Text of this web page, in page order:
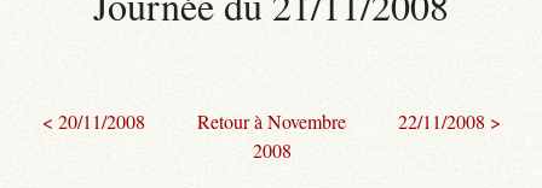
< 20/11/2008
Retour à Novembre
2008
22/11/2008 >